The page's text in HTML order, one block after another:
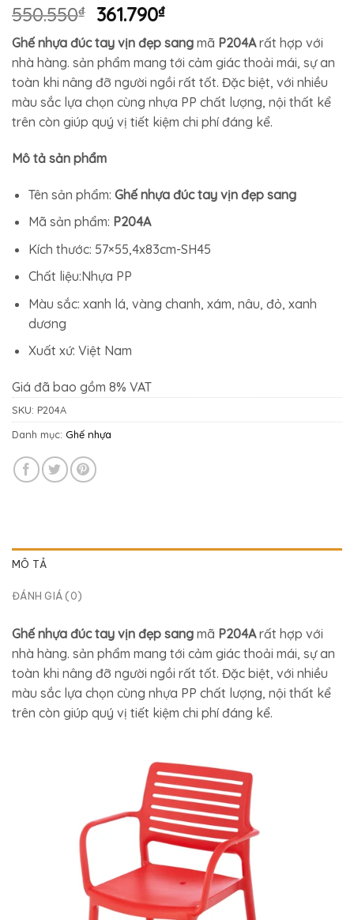
550.550₫
Giá
gốc
là:
550.550₫.
361.790₫Giá
tại
là:
361.790₫.
Ghế nhựa đúc tay vịn đẹp sang mã P204Arất hợp với
nhà hàng. sản phẩm mang tới cảm giác thoải mái, sự an
toàn khi nâng đỡ người ngồi rất tốt. Đặc biệt, với nhiều
màu sắc lựa chọn cùng nhựa PP chất lượng, nội thất kể
trên còn giúp quý vị tiết kiệm chi phí đáng kể.
Mô tả sản phẩm
Tên sản phẩm: Ghế nhựa đúc tay vịn đẹp sang
Mã sản phẩm: P204A
Kích thước: 57×55,4x83cm-SH45
Chất liệu:Nhựa PP
Màu sắc: xanh lá, vàng chanh, xám, nâu, đỏ, xanh
dương
Xuất xứ: Việt Nam
Giá đã bao gồm 8% VAT
SKU: P204A
Danh mục: Ghế nhựa
MÔ TẢ
ĐÁNH GIÁ (0)
Ghế nhựa đúc tay vịn đẹp sang mã P204Arất hợp với
nhà hàng. sản phẩm mang tới cảm giác thoải mái, sự an
toàn khi nâng đỡ người ngồi rất tốt. Đặc biệt, với nhiều
màu sắc lựa chọn cùng nhựa PP chất lượng, nội thất kể
trên còn giúp quý vị tiết kiệm chi phí đáng kể.